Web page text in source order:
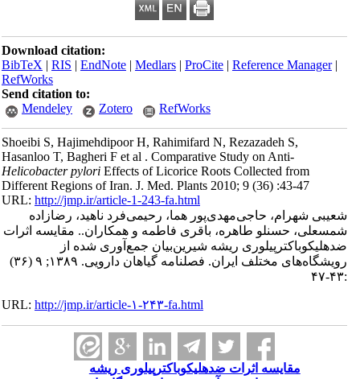
Download citation:
BibTeX|RIS|EndNote|Medlars|ProCite|Reference Manager
RefWorks
Send citation to:
Mendeley
Zotero RefWorks
Shoeibi S, Hajimehdipoor H, Rahimifard N, Rezazadeh S,
Hasanloo T, Bagheri F et al . Comparative Study on Anti-
Helicobacter pyloriEffects of Licorice Roots Collected from
Different Regions of Iran. J. Med. Plants 2010; 9 (36) :43-47
URL:http://jmp.ir/article-1-243-fa.html
شهرام، حاجی‌مهدی‌پور هما، رحیمی‌فرد ناهید، رضا‌زاده
حسنلو طاهره، باقری فاطمه و همکاران.. مقایسه اثرات
ریشه شیرین‌بیان جمع‌آوری شده از
رویشگاه‌های مختلف ایران. فصلنامه گياهان دارویی. ۱۳۸۹; ۹ (۳۶)
URL:http://jmp.ir/article-۱-۲۴۳-fa.html
مقایسه اثرات ضدهلیکوباکترپیلوری ریشه